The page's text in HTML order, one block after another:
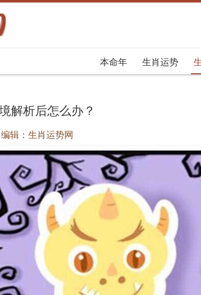
本命年 生肖运势
解析后怎么办？
辑：生肖运势网